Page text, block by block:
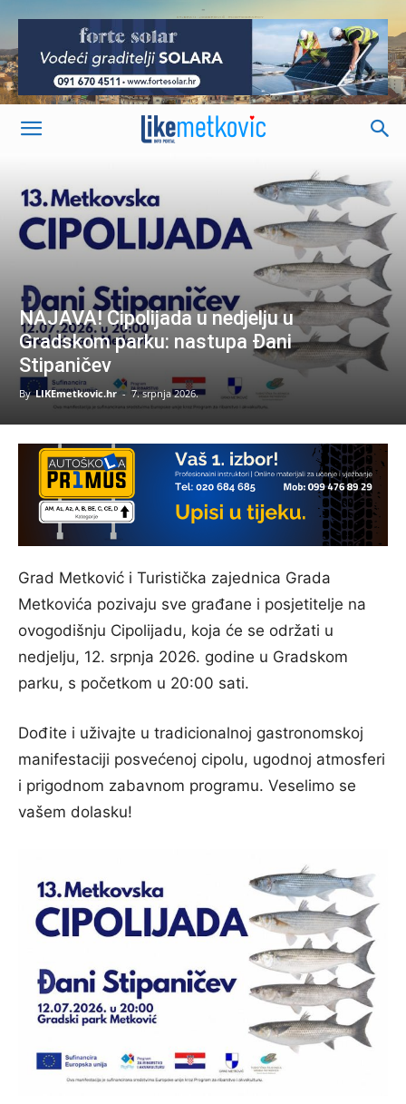
-
NAJAVA! Cipolijada u nedjelju u
Gradskom parku: nastupa Đani
Stipaničev
By LIKEmetkovic.hr - 7. srpnja 2026.
Grad Metković i Turistička zajednica Grada
Metkovića pozivaju sve građane i posjetitelje na
ovogodišnju Cipolijadu, koja će se održati u
nedjelju, 12. srpnja 2026. godine u Gradskom
parku, s početkom u 20:00 sati.
Dođite i uživajte u tradicionalnoj gastronomskoj
manifestaciji posvećenoj cipolu, ugodnoj atmosferi
i prigodnom zabavnom programu. Veselimo se
vašem dolasku!